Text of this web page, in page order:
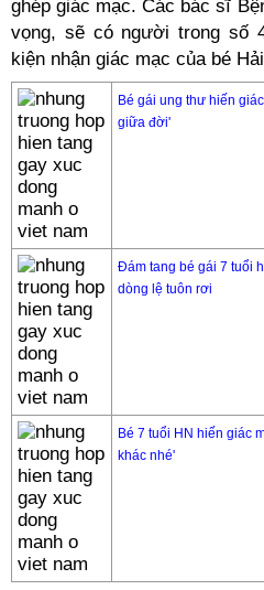
ghép giác mạc. Các bác sĩ
vọng, sẽ có người trong số
kiện nhận giác mạc của bé
Bé gái ung thư hiến
giữa đời'
Đám tang bé gái 7 tuổi
dòng lệ tuôn rơi
Bé 7 tuổi HN hiến giác
khác nhé'